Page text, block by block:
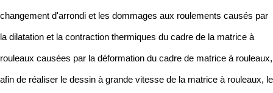
changement d'arrondi et les dommages aux roulements causés par
la dilatation et la contraction thermiques du cadre de la matrice à
rouleaux causées par la déformation du cadre de matrice à rouleaux,
afin de réaliser le dessin à grande vitesse de la matrice à rouleaux, le